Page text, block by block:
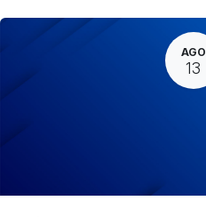
AGO
13